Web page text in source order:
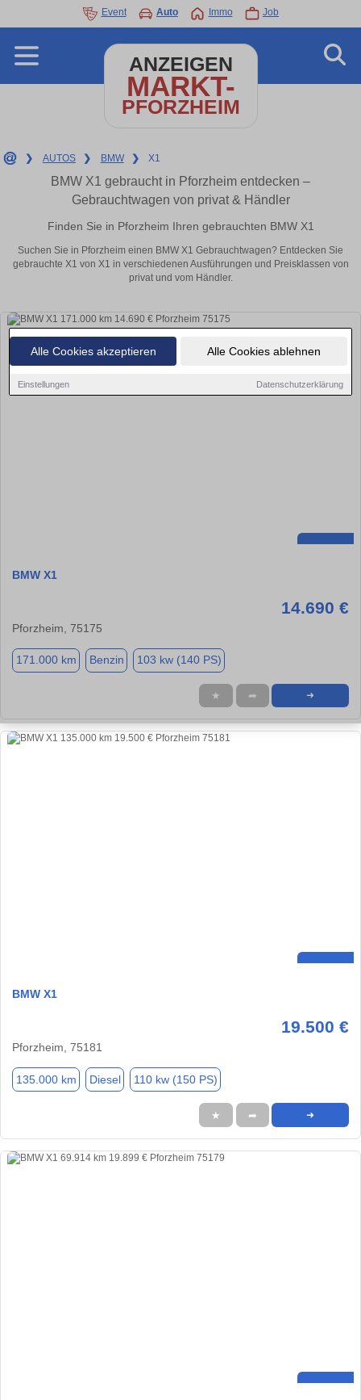
Alle Cookies akzeptieren Alle Cookies ablehnen
Einstellungen Datenschutzerklärung
Event Auto Immo Job
ANZEIGEN
MARKT-
PFORZHEIM
❯ AUTOS ❯ BMW ❯ X1
BMW X1 gebraucht in Pforzheim entdecken –
Gebrauchtwagen von privat & Händler
Finden Sie in Pforzheim Ihren gebrauchten BMW X1
Suchen Sie in Pforzheim einen BMW X1 Gebrauchtwagen? Entdecken Sie
gebrauchte X1 von X1 in verschiedenen Ausführungen und Preisklassen von
privat und vom Händler.
BMW X1
14.690 €
Pforzheim, 75175
171.000 km Benzin 103 kw (140 PS)
★ ➦ ➜
BMW X1
19.500 €
Pforzheim, 75181
135.000 km Diesel 110 kw (150 PS)
★ ➦ ➜